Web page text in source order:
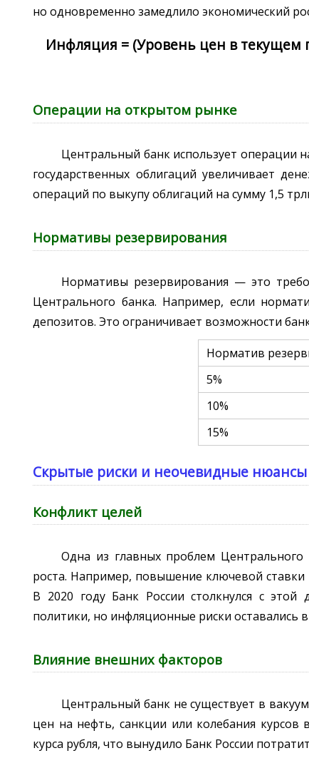
но одновременно замедлило экономический
Инфляция = (Уровень цен в текущем
Операции на открытом рынке
Центральный банк использует операции
государственных облигаций увеличивает
операций по выкупу облигаций на сумму 1,5
Нормативы резервирования
Нормативы резервирования — это
Центрального банка. Например, если
депозитов. Это ограничивает возможности
Норматив
5%
10%
15%
Скрытые риски и неочевидные нюансы
Конфликт целей
Одна из главных проблем
роста. Например, повышение ключевой
В 2020 году Банк России столкнулся с этой
политики, но инфляционные риски оставались
Влияние внешних факторов
Центральный банк не существует в
цен на нефть, санкции или колебания
курса рубля, что вынудило Банк России